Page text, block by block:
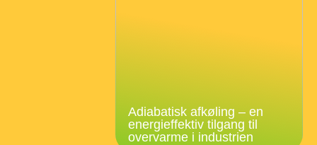
Adiabatisk afkøling – en
energieffektiv tilgang til
overvarme i industrien